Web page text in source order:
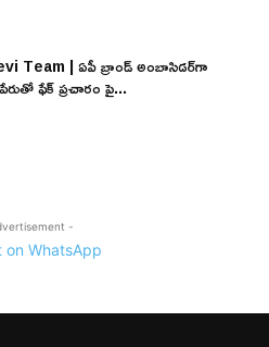
Team | ఏపీ బ్రాండ్ అంబాసిడర్‌గా
ఫేక్ ప్రచారం పై...
-